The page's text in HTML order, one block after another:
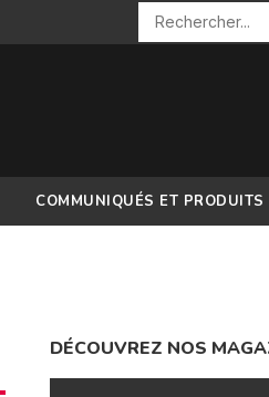
COMMUNIQUÉS ET PRODUITS
DÉCOUVREZ NOS